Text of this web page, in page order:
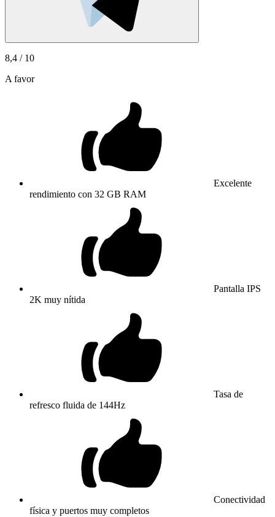
8,4 / 10
A favor
Excelente
rendimiento con 32 GB RAM
Pantalla IPS
2K muy nítida
Tasa de
refresco fluida de 144Hz
Conectividad
física y puertos muy completos